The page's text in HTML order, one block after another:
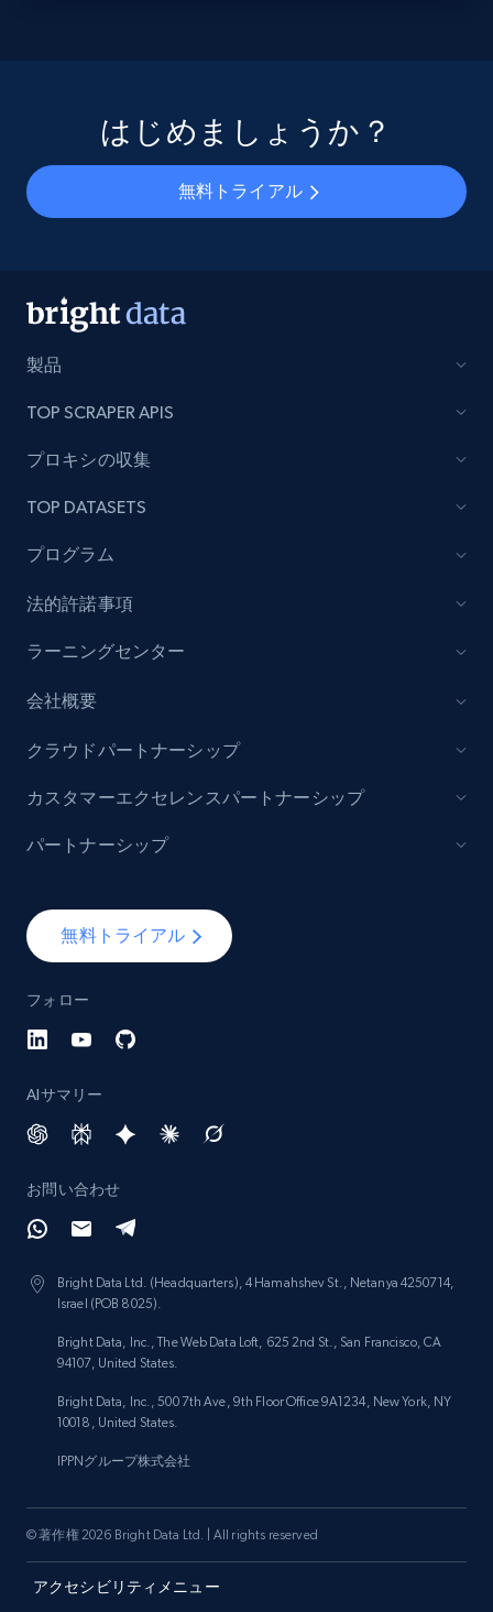
はじめましょうか？
無料トライアル
製品
TOP SCRAPER APIS
プロキシの収集
TOP DATASETS
プログラム
法的許諾事項
ラーニングセンター
会社概要
無料トライアル
フォロー
AIサマリー
お問い合わせ
Bright Data Ltd. (Headquarters), 4 Hamahshev St., Netanya 4250714,
Israel (POB 8025).
Bright Data, Inc., The Web Data Loft, 625 2nd St., San Francisco, CA
94107, United States.
Bright Data, Inc., 500 7th Ave, 9th Floor Office 9A1234, New York, NY
10018, United States.
IPPNグループ株式会社
クラウドパートナーシップ
カスタマーエクセレンスパートナーシップ
パートナーシップ
アクセシビリティメニュー
© 著作権 2026 Bright Data Ltd. | All rights reserved